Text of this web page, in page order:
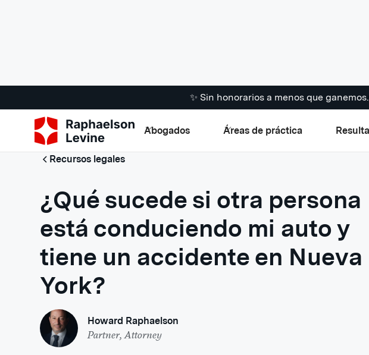
✨ Sin honorarios a menos que ganemos.
Abogados Áreas de práctica
Recursos legales
¿Qué sucede si otra persona
está conduciendo mi auto y
tiene un accidente en Nueva
York?
Howard Raphaelson
Partner, Attorney